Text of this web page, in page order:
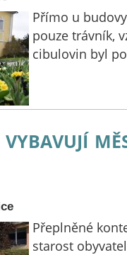
Přímo u
pouze trávník,
cibulovin byl
Přeplněné
starost